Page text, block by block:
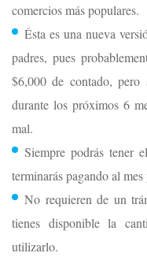
comercios más populares.
Ésta es una nueva
padres, pues
$6,000 de contado,
durante los próximos 6
mal.
Siempre podrás tener
terminarás pagando al
No requieren de un
tienes disponible la
utilizarlo.